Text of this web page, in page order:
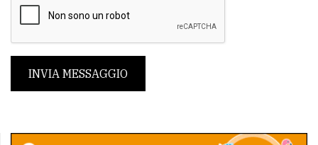
INVIA MESSAGGIO